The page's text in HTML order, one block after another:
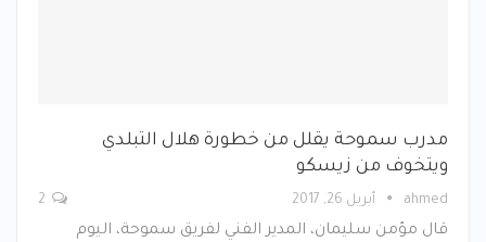
مدرب سموحة يقلل من خطورة هلال التبلدي
ويتخوف من زيسكو
ahmed أبريل 26, 2017
قال مؤمن سليمان، المدير الفني لفريق سموحة، اليوم